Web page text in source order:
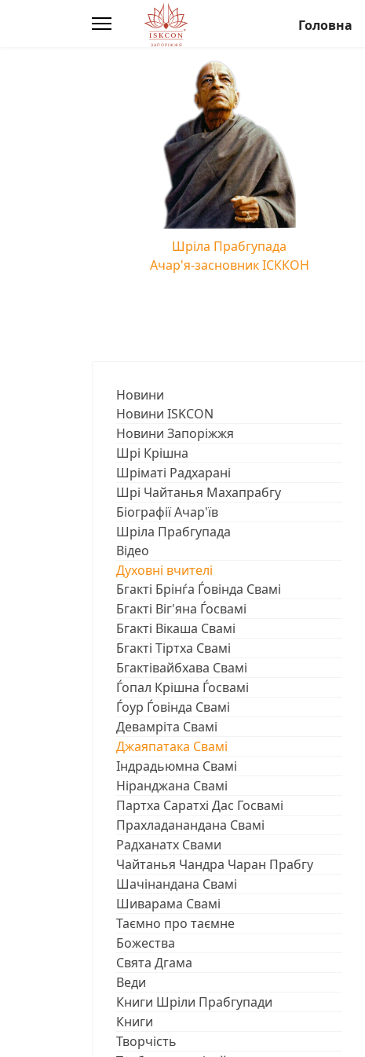
Головна
Шріла Прабгупада
Ачар'я-засновник ІСККОН
Новини
Новини ISKCON
Новини Запоріжжя
Шрі Крішна
Шріматі Радхарані
Шрі Чайтанья Махапрабгу
Біографії Ачар'їв
Шріла Прабгупада
Відео
Духовні вчителі
Бгакті Брінѓа Ѓовінда Свамі
Бгакті Віг'яна Ѓосвамі
Бгакті Вікаша Свамі
Бгакті Тіртха Свамі
Бгактівайбхава Свамі
Ѓопал Крішна Ѓосвамі
Ѓоур Ѓовінда Свамі
Девамріта Свамі
Джаяпатака Свамі
Індрадьюмна Свамі
Ніранджана Свамі
Партха Саратхі Дас Госвамі
Прахладанандана Свамі
Радханатх Свами
Чайтанья Чандра Чаран Прабгу
Шачінандана Свамі
Шиварама Свамі
Таємно про таємне
Божества
Свята Дгама
Веди
Книги Шріли Прабгупади
Книги
Творчість